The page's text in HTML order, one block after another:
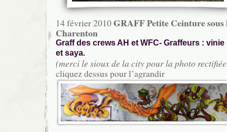
14 février 2010GRAFF Petite Ceinture sous
Charenton
Graff des crews AH et WFC- Graffeurs :
et saya.
(merci le sioux de la city pour la photo
cliquez dessus pour l’agrandir